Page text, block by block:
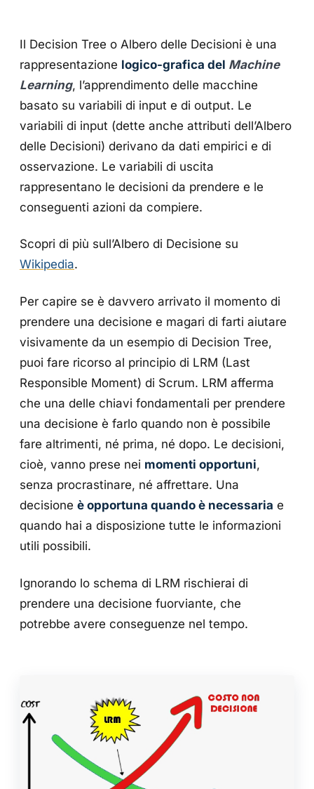
Il Decision Tree o Albero delle Decisioni è una
rappresentazione logico-grafica del Machine
Learning, l’apprendimento delle macchine
basato su variabili di input e di output. Le
variabili di input (dette anche attributi dell’Albero
delle Decisioni) derivano da dati empirici e di
osservazione. Le variabili di uscita
rappresentano le decisioni da prendere e le
conseguenti azioni da compiere.
Scopri di più sull’Albero di Decisione su
Wikipedia.
Per capire se è davvero arrivato il momento di
prendere una decisione e magari di farti aiutare
visivamente da un esempio di Decision Tree,
puoi fare ricorso al principio di LRM (Last
Responsible Moment) di Scrum. LRM afferma
che una delle chiavi fondamentali per prendere
una decisione è farlo quando non è possibile
fare altrimenti, né prima, né dopo. Le decisioni,
cioè, vanno prese nei momenti opportuni,
senza procrastinare, né affrettare. Una
decisione è opportuna quando è necessaria e
quando hai a disposizione tutte le informazioni
utili possibili.
Ignorando lo schema di LRM rischierai di
prendere una decisione fuorviante, che
potrebbe avere conseguenze nel tempo.